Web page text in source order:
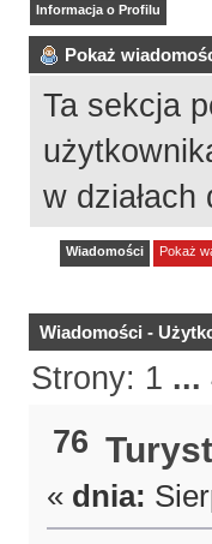
Informacja o Profilu
Pokaż
Ta sekcja
w
Wiadomości Pokaż
Wiadomości -
Strony: 1 ...
76
« dnia: